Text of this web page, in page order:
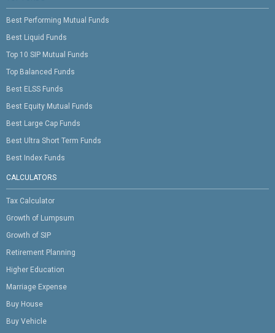
Best Performing Mutual Funds
Best Liquid Funds
Top 10 SIP Mutual Funds
Top Balanced Funds
Best ELSS Funds
Best Equity Mutual Funds
Best Large Cap Funds
Best Ultra Short Term Funds
Best Index Funds
CALCULATORS
Tax Calculator
Growth of Lumpsum
Growth of SIP
Retirement Planning
Higher Education
Marriage Expense
Buy House
Buy Vehicle